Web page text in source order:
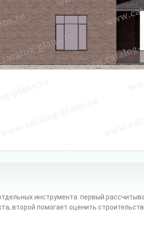
инструмента: первый
второй помогает оценить